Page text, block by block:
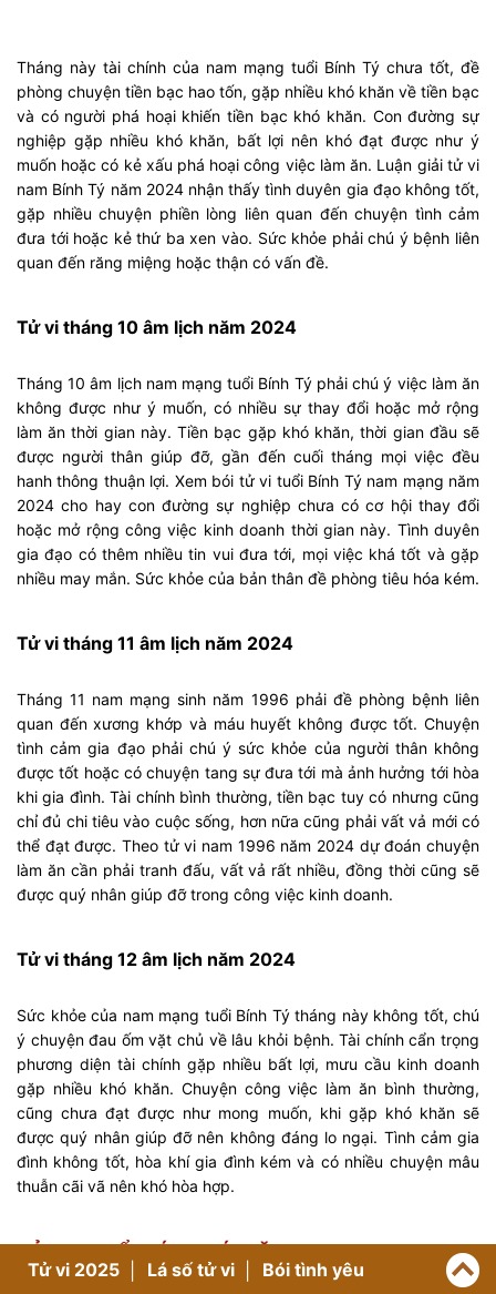
Tháng này tài chính của nam mạng tuổi Bính Tý chưa tốt, đề
phòng chuyện tiền bạc hao tốn, gặp nhiều khó khăn về tiền bạc
và có người phá hoại khiến tiền bạc khó khăn. Con đường sự
nghiệp gặp nhiều khó khăn, bất lợi nên khó đạt được như ý
muốn hoặc có kẻ xấu phá hoại công việc làm ăn. Luận giải tử vi
nam Bính Tý năm 2024 nhận thấy tình duyên gia đạo không tốt,
gặp nhiều chuyện phiền lòng liên quan đến chuyện tình cảm
đưa tới hoặc kẻ thứ ba xen vào. Sức khỏe phải chú ý bệnh liên
quan đến răng miệng hoặc thận có vấn đề.
Tử vi tháng 10 âm lịch năm 2024
Tháng 10 âm lịch nam mạng tuổi Bính Tý phải chú ý việc làm ăn
không được như ý muốn, có nhiều sự thay đổi hoặc mở rộng
làm ăn thời gian này. Tiền bạc gặp khó khăn, thời gian đầu sẽ
được người thân giúp đỡ, gần đến cuối tháng mọi việc đều
hanh thông thuận lợi. Xem bói tử vi tuổi Bính Tý nam mạng năm
2024 cho hay con đường sự nghiệp chưa có cơ hội thay đổi
hoặc mở rộng công việc kinh doanh thời gian này. Tình duyên
gia đạo có thêm nhiều tin vui đưa tới, mọi việc khá tốt và gặp
nhiều may mắn. Sức khỏe của bản thân đề phòng tiêu hóa kém.
Tử vi tháng 11 âm lịch năm 2024
Tháng 11 nam mạng sinh năm 1996 phải đề phòng bệnh liên
quan đến xương khớp và máu huyết không được tốt. Chuyện
tình cảm gia đạo phải chú ý sức khỏe của người thân không
được tốt hoặc có chuyện tang sự đưa tới mà ảnh hưởng tới hòa
khi gia đình. Tài chính bình thường, tiền bạc tuy có nhưng cũng
chỉ đủ chi tiêu vào cuộc sống, hơn nữa cũng phải vất vả mới có
thể đạt được. Theo tử vi nam 1996 năm 2024 dự đoán chuyện
làm ăn cần phải tranh đấu, vất vả rất nhiều, đồng thời cũng sẽ
được quý nhân giúp đỡ trong công việc kinh doanh.
Tử vi tháng 12 âm lịch năm 2024
Sức khỏe của nam mạng tuổi Bính Tý tháng này không tốt, chú
ý chuyện đau ốm vặt chủ về lâu khỏi bệnh. Tài chính cẩn trọng
phương diện tài chính gặp nhiều bất lợi, mưu cầu kinh doanh
gặp nhiều khó khăn. Chuyện công việc làm ăn bình thường,
cũng chưa đạt được như mong muốn, khi gặp khó khăn sẽ
được quý nhân giúp đỡ nên không đáng lo ngại. Tình cảm gia
đình không tốt, hòa khí gia đình kém và có nhiều chuyện mâu
thuẫn cãi vã nên khó hòa hợp.
TỬ VI TUỔI BÍNH TÝ NĂM 2024 NAM MẠNG
THEO THÁNG SIN
Tử vi 2025 Lá số tử vi Bói tình yêu